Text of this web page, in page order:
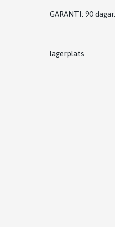
GARANTI: 90 dagar.
lagerplats